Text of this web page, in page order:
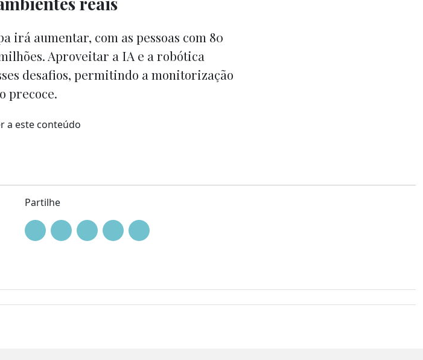
irá aumentar, com as pessoas com 80
Aproveitar a IA e a robótica
desafios, permitindo a monitorização
precoce.
a este conteúdo
Partilhe